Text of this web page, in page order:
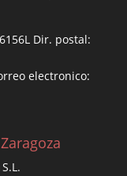
Dir. postal:
electronico: